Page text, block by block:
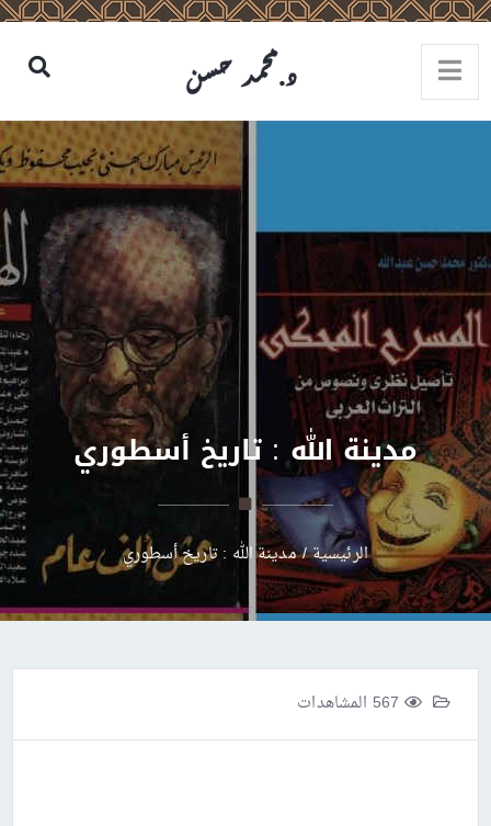
مدينة الله : تاريخ أسطوري
الرئيسية/مدينة الله : تاريخ أسطوري